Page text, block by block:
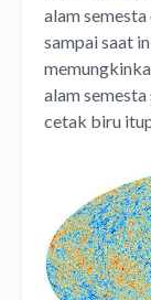
alam
sampai saat
alam
cetak biru